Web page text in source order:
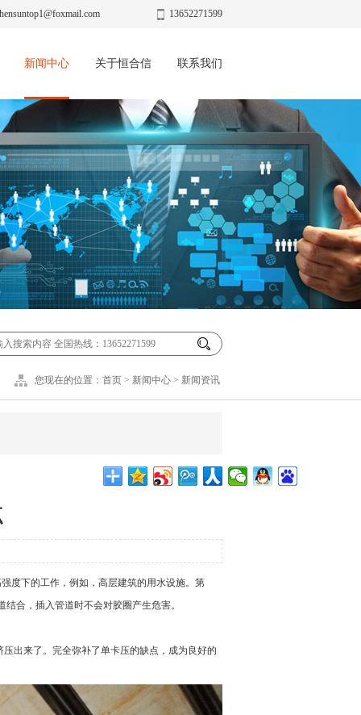
hensuntop1@foxmail.com 13652271599
新闻中心 关于恒合信 联系我们
您现在的位置： 首页 > 新闻中心 > 新闻资讯
度下的工作，例如，高层建筑的用水设施。第
合，插入管道时不会对胶圈产生危害。
出来了。完全弥补了单卡压的缺点，成为良好的